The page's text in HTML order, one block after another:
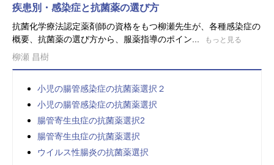
疾患別・感染症と抗菌薬の選び方
抗菌化学療法認定薬剤師の資格をもつ柳瀬先生が、各種感染症の
概要、抗菌薬の選び方から、服薬指導のポイン...
もっと見る
柳瀬 昌樹
小児の腸管感染症の抗菌薬選択２
小児の腸管感染症の抗菌薬選択
腸管寄生虫症の抗菌薬選択2
腸管寄生虫症の抗菌薬選択
ウイルス性腸炎の抗菌薬選択